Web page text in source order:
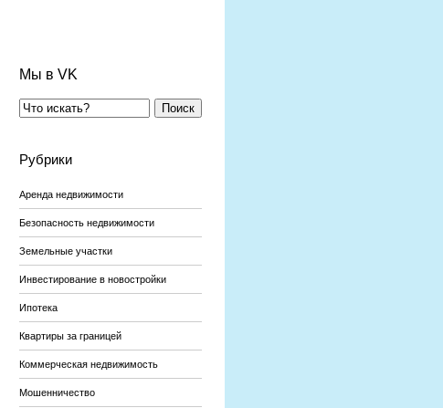
Мы в VK
Поиск
Рубрики
Аренда недвижимости
Безопасность недвижимости
Земельные участки
Инвестирование в новостройки
Ипотека
Квартиры за границей
Коммерческая недвижимость
Мошенничество